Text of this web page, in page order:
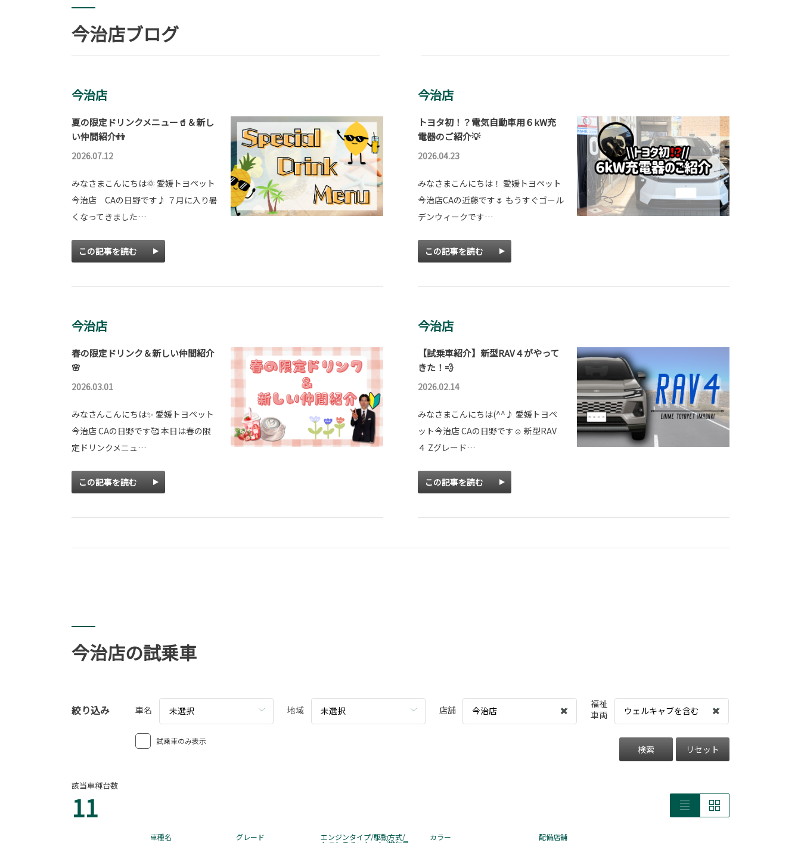
今治店ブログ
今治店
夏の限定ドリンクメニュー🥤＆新し
い仲間紹介👬
2026.07.12
みなさまこんにちは🌞 愛媛トヨペット
今治店 CAの日野です♪ ７月に入り暑
くなってきました…
この記事を読む
今治店
トヨタ初！？電気自動車用６kW充
電器のご紹介💡
2026.04.23
みなさまこんにちは！ 愛媛トヨペット
今治店CAの近藤です🌷 もうすぐゴール
デンウィークです…
この記事を読む
今治店
春の限定ドリンク＆新しい仲間紹介
🌸
2026.03.01
みなさんこんにちは✨ 愛媛トヨペット
今治店 CAの日野です🥰 本日は春の限
定ドリンクメニュ…
この記事を読む
今治店
【試乗車紹介】新型RAV４がやって
きた！💨
2026.02.14
みなさまこんにちは(^^♪ 愛媛トヨペ
ット今治店 CAの日野です☺ 新型RAV
４ Zグレード…
この記事を読む
今治店の試乗車
絞り込み 車名 未選択 地域 未選択 店舗 今治店
福祉
車両
ウェルキャブを含む
試乗車のみ表示
検索 リセット
該当車種台数
11
車種名 グレード エンジンタイプ/駆動方式/ カラー 配備店舗